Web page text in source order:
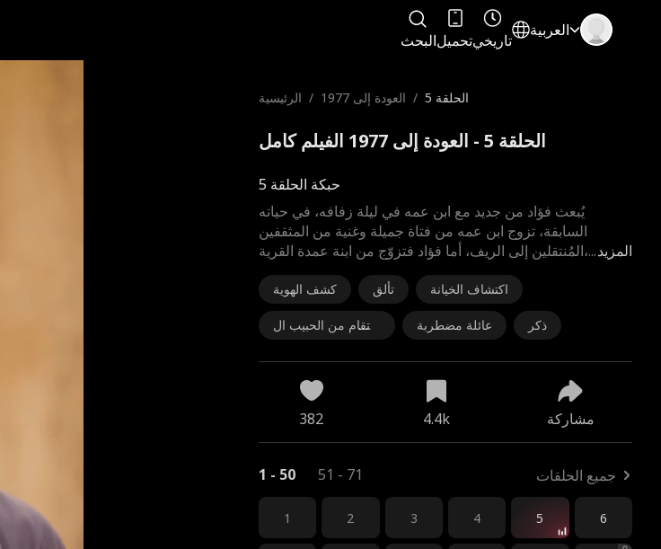
البحثتحميلتاريخي
العربية
الرئيسية / العودة إلى 1977 / الحلقة 5
الحلقة 5 - العودة إلى 1977 الفيلم كامل
حبكة الحلقة 5
المزيد
يُبعث فؤاد من جديد مع ابن عمه في ليلة زفافه، في حياته
السابقة، تزوج ابن عمه من فتاة جميلة وغنية من المثقفين
المُنتقلين إلى الريف، أما فؤاد فتزوّج من ابنة عمدة القرية،...
كشف الهوية تألق اكتشاف الخيانة
الانتقام من الحبيب ال
عائلة مضطربة ذكر
382 4.4k مشاركة
1 - 50 51 - 71 جميع الحلقات
1 2 3 4 5 6